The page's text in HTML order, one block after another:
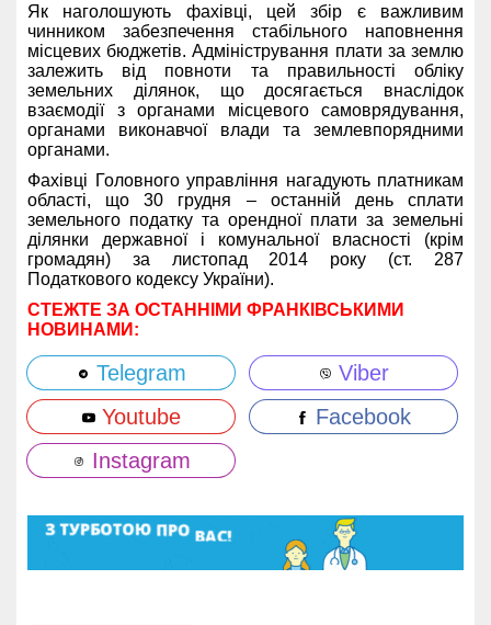
Як наголошують фахівці, цей збір є важливим
чинником забезпечення стабільного наповнення
місцевих бюджетів. Адміністрування плати за землю
залежить від повноти та правильності обліку
земельних ділянок, що досягається внаслідок
взаємодії з органами місцевого самоврядування,
органами виконавчої влади та землевпорядними
органами.
Фахівці Головного управління нагадують платникам
області, що 30 грудня – останній день сплати
земельного податку та орендної плати за земельні
ділянки державної і комунальної власності (крім
громадян) за листопад 2014 року (ст. 287
Податкового кодексу України).
СТЕЖТЕ ЗА ОСТАННІМИ ФРАНКІВСЬКИМИ
НОВИНАМИ:
Telegram
Viber
Youtube
Facebook
Instagram